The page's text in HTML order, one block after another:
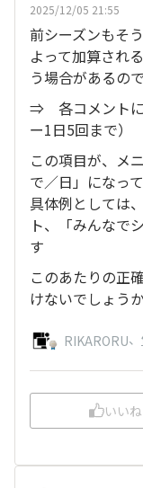
2025/12/05 21:55
前シーズンもそ
よって加算され
う場合があるの
⇒ 各コメントに
ー1日5回まで）
この項目が、メ
で／日」になっ
具体例としては
ト、「みんなで
す
このあたりの正
けないでしょう
RIKARORU、
いいね